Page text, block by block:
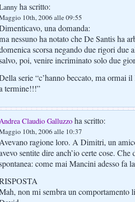
ha scritto:
10th, 2006 alle 09:55
una domanda:
nessuno ha notato che De Santis ha
scorsa negando due rigori due
poi, venire incriminato solo due
serie “c’hanno beccato, ma ormai il
termine!!!”
Andrea Claudio Galluzzo ha scritto:
10th, 2006 alle 10:37
ragione loro. A Dimitri, un
sentite dire anch’io certe cose.
come mai Mancini adesso fa
non mi sembra un comportamento